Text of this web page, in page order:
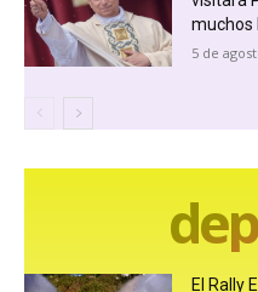
muchos
5 de
El Rally